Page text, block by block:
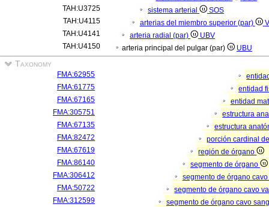
TAH:U3725
sistema arterial
SOS
TAH:U4115
arterias del miembro superior (par)
TAH:U4141
arteria radial (par)
UBV
TAH:U4150
arteria principal del pulgar (par) UBU
Taxonomy
FMA:62955
FMA:61775
entidad
FMA:67165
entidad
FMA:305751
estructura
FMA:67135
estructura
FMA:82472
porción cardinal
FMA:67619
región de órgano
FMA:86140
segmento de órgano
FMA:306412
segmento de órgano
FMA:50722
segmento de órgano cavo
FMA:312599
segmento de órgano cavo